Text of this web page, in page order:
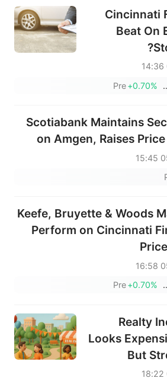
Cincinnati
Beat On
كورب
+0.70%
Pre
Scotiabank Maintains
on Amgen, Raises
Keefe, Bruyette & Woods
Perform on Cincinnati
كورب
+0.70%
Pre
Realty
Looks
But